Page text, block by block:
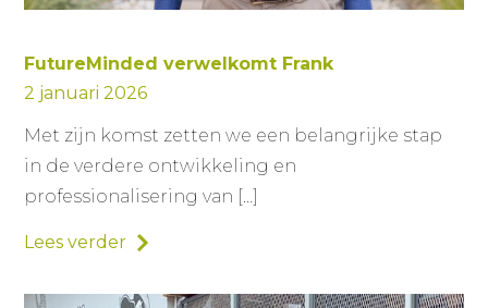
FutureMinded verwelkomt Frank
2 januari 2026
Met zijn komst zetten we een belangrijke stap
in de verdere ontwikkeling en
professionalisering van […]
Lees verder